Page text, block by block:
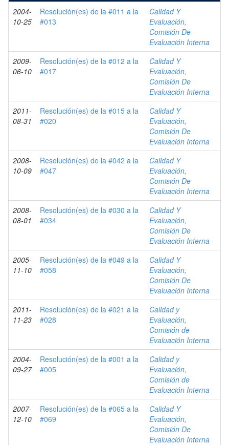
2004-
10-25
Resolución(es) de la #011 a la
#013
Calidad Y
Evaluación,
Comisión De
Evaluación Interna
2009-
06-10
Resolución(es) de la #012 a la
#017
Calidad Y
Evaluación,
Comisión De
Evaluación Interna
2011-
08-31
Resolución(es) de la #015 a la
#020
Calidad Y
Evaluación,
Comisión De
Evaluación Interna
2008-
10-09
Resolución(es) de la #042 a la
#047
Calidad Y
Evaluación,
Comisión De
Evaluación Interna
2008-
08-01
Resolución(es) de la #030 a la
#034
Calidad Y
Evaluación,
Comisión De
Evaluación Interna
2005-
11-10
Resolución(es) de la #049 a la
#058
Calidad Y
Evaluación,
Comisión De
Evaluación Interna
2011-
11-23
Resolución(es) de la #021 a la
#028
Calidad y
Evaluación,
Comisión de
Evaluación Interna
2004-
09-27
Resolución(es) de la #001 a la
#005
Calidad y
Evaluación,
Comisión de
Evaluación Interna
2007-
12-10
Resolución(es) de la #065 a la
#069
Calidad Y
Evaluación,
Comisión De
Evaluación Interna